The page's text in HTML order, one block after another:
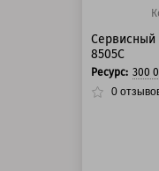
Сервисный
8505C
Ресурс: 300
0